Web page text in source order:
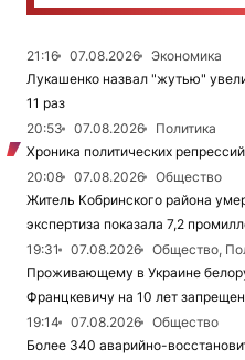
21:16 07.08.2026
Экономика
Лукашенко назвал "жутью"
11 раз
20:53
07.08.2026
Политика
Хроника политических
20:08
07.08.2026
Общество
Житель Кобринского района
экспертиза показала 7,2
19:31
07.08.2026
Общество,
Проживающему в Украине
Францкевичу на 10 лет
19:14
07.08.2026
Общество
Более 340 аварийно-